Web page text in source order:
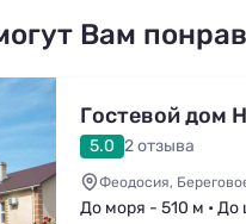
Вам
Гостевой дом
5.0 2 отзыва
Феодосия,
До моря - 510 м •